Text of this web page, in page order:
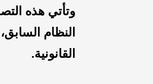
وتأتي هذه
النظام
القانونية.